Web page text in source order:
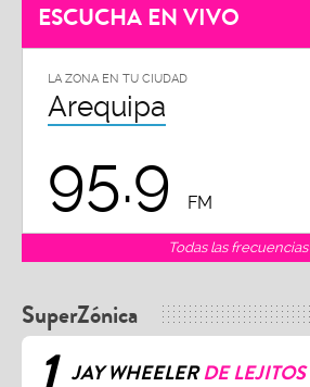
ESCUCHA EN VIVO
LA ZONA EN TU CIUDAD
Arequipa
95.9 FM
Todas las frecuencias
SuperZónica
JAY WHEELERDE LEJITOS